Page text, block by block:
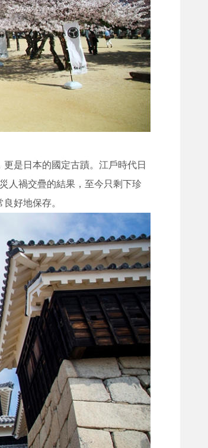
是日本的國定古蹟。江戶時代日
人禍交疊的結果，至今只剩下珍
好地保存。